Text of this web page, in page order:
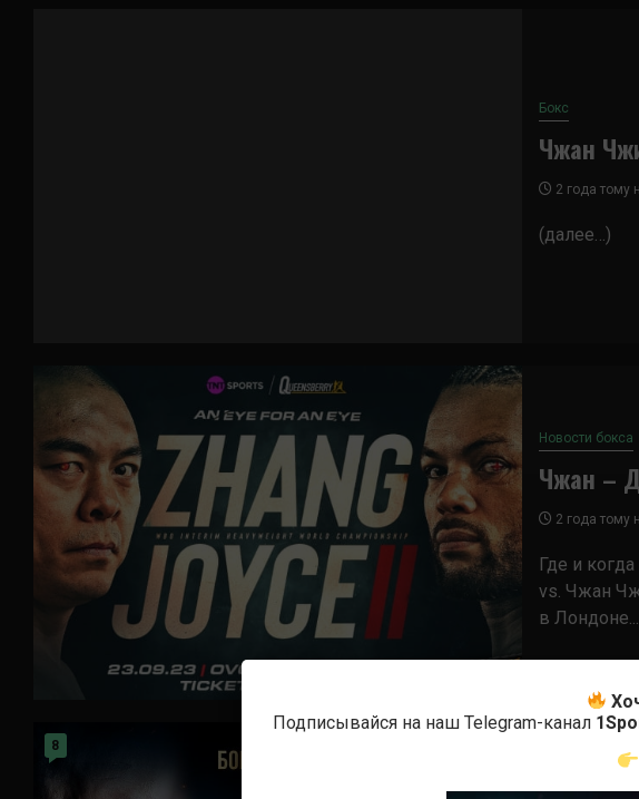
Бокс
Чжан
2 года тому
(далее…)
Новости бокса
Чжан –
2 года тому
Где и
vs. Чжан
в Лондоне...
8
Подписывайся на наш Telegram-канал